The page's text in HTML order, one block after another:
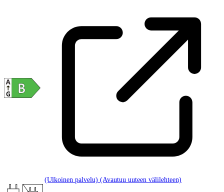
(Ulkoinen palvelu) (Avautuu uuteen välilehteen)